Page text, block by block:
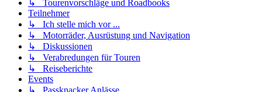
↳ Tourenvorschläge und Roadbooks
Teilnehmer
↳ Ich stelle mich vor ...
↳ Motorräder, Ausrüstung und Navigation
↳ Diskussionen
↳ Verabredungen für Touren
↳ Reiseberichte
Events